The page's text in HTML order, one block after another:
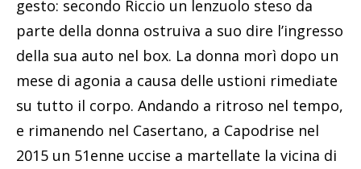
gesto: secondo Riccio un lenzuolo steso da
parte della donna ostruiva a suo dire l’ingresso
della sua auto nel box. La donna morì dopo un
mese di agonia a causa delle ustioni rimediate
su tutto il corpo. Andando a ritroso nel tempo,
e rimanendo nel Casertano, a Capodrise nel
2015 un 51enne uccise a martellate la vicina di